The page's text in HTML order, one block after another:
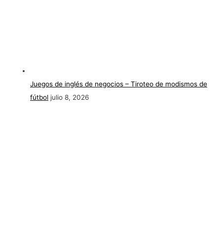
Juegos de inglés de negocios – Tiroteo de modismos de
fútbol julio 8, 2026